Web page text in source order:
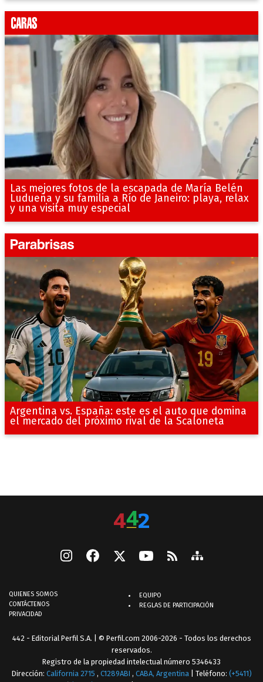
Las mejores fotos de la escapada de María Belén
Ludueña y su familia a Río de Janeiro: playa, relax
y una visita muy especial
Argentina vs. España: este es el auto que domina
el mercado del próximo rival de la Scaloneta
QUIENES SOMOS
CONTÁCTENOS
PRIVACIDAD
EQUIPO
REGLAS DE PARTICIPACIÓN
442 - Editorial Perfil S.A. | © Perfil.com 2006-2026 - Todos los derechos
reservados.
Registro de la propiedad intelectual número 5346433
Dirección: California 2715 , C1289ABI , CABA, Argentina | Teléfono: (+5411)